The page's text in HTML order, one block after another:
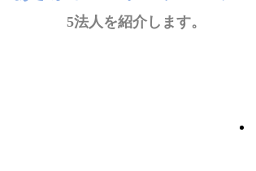
5法人を紹介します。